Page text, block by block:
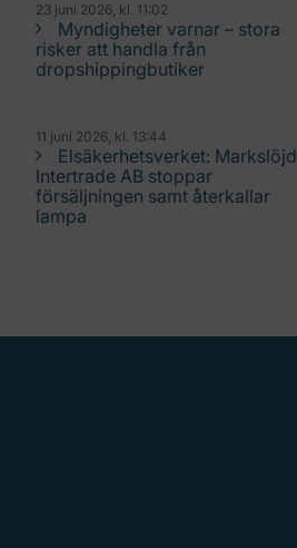
23 juni 2026, kl. 11:02
Myndigheter varnar – stora
risker att handla från
dropshippingbutiker
11 juni 2026, kl. 13:44
Elsäkerhetsverket: Markslöjd
Intertrade AB stoppar
försäljningen samt återkallar
lampa